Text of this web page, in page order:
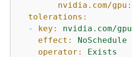
nvidia.com/gpu:
tolerations:
-
key:
nvidia.com/gpu
effect:
NoSchedule
operator:
Exists